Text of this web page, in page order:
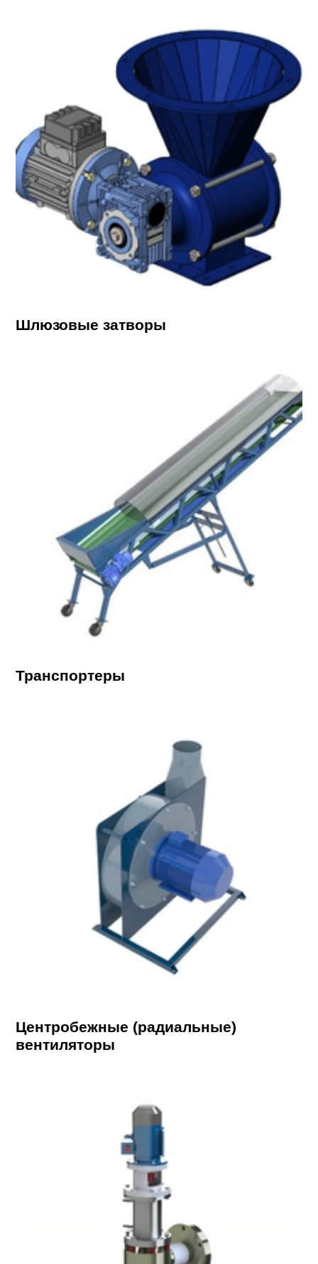
Шлюзовые затворы
Транспортеры
Центробежные (радиальные)
вентиляторы